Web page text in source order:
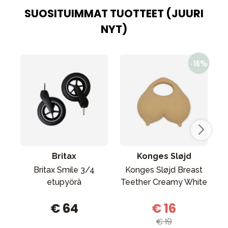
SUOSITUIMMAT TUOTTEET (JUURI
NYT)
Britax
Britax Smile 3/4
etupyörä
€ 64
Konges Sløjd
Konges Sløjd Breast
Teether Creamy White
€ 16
€ 19